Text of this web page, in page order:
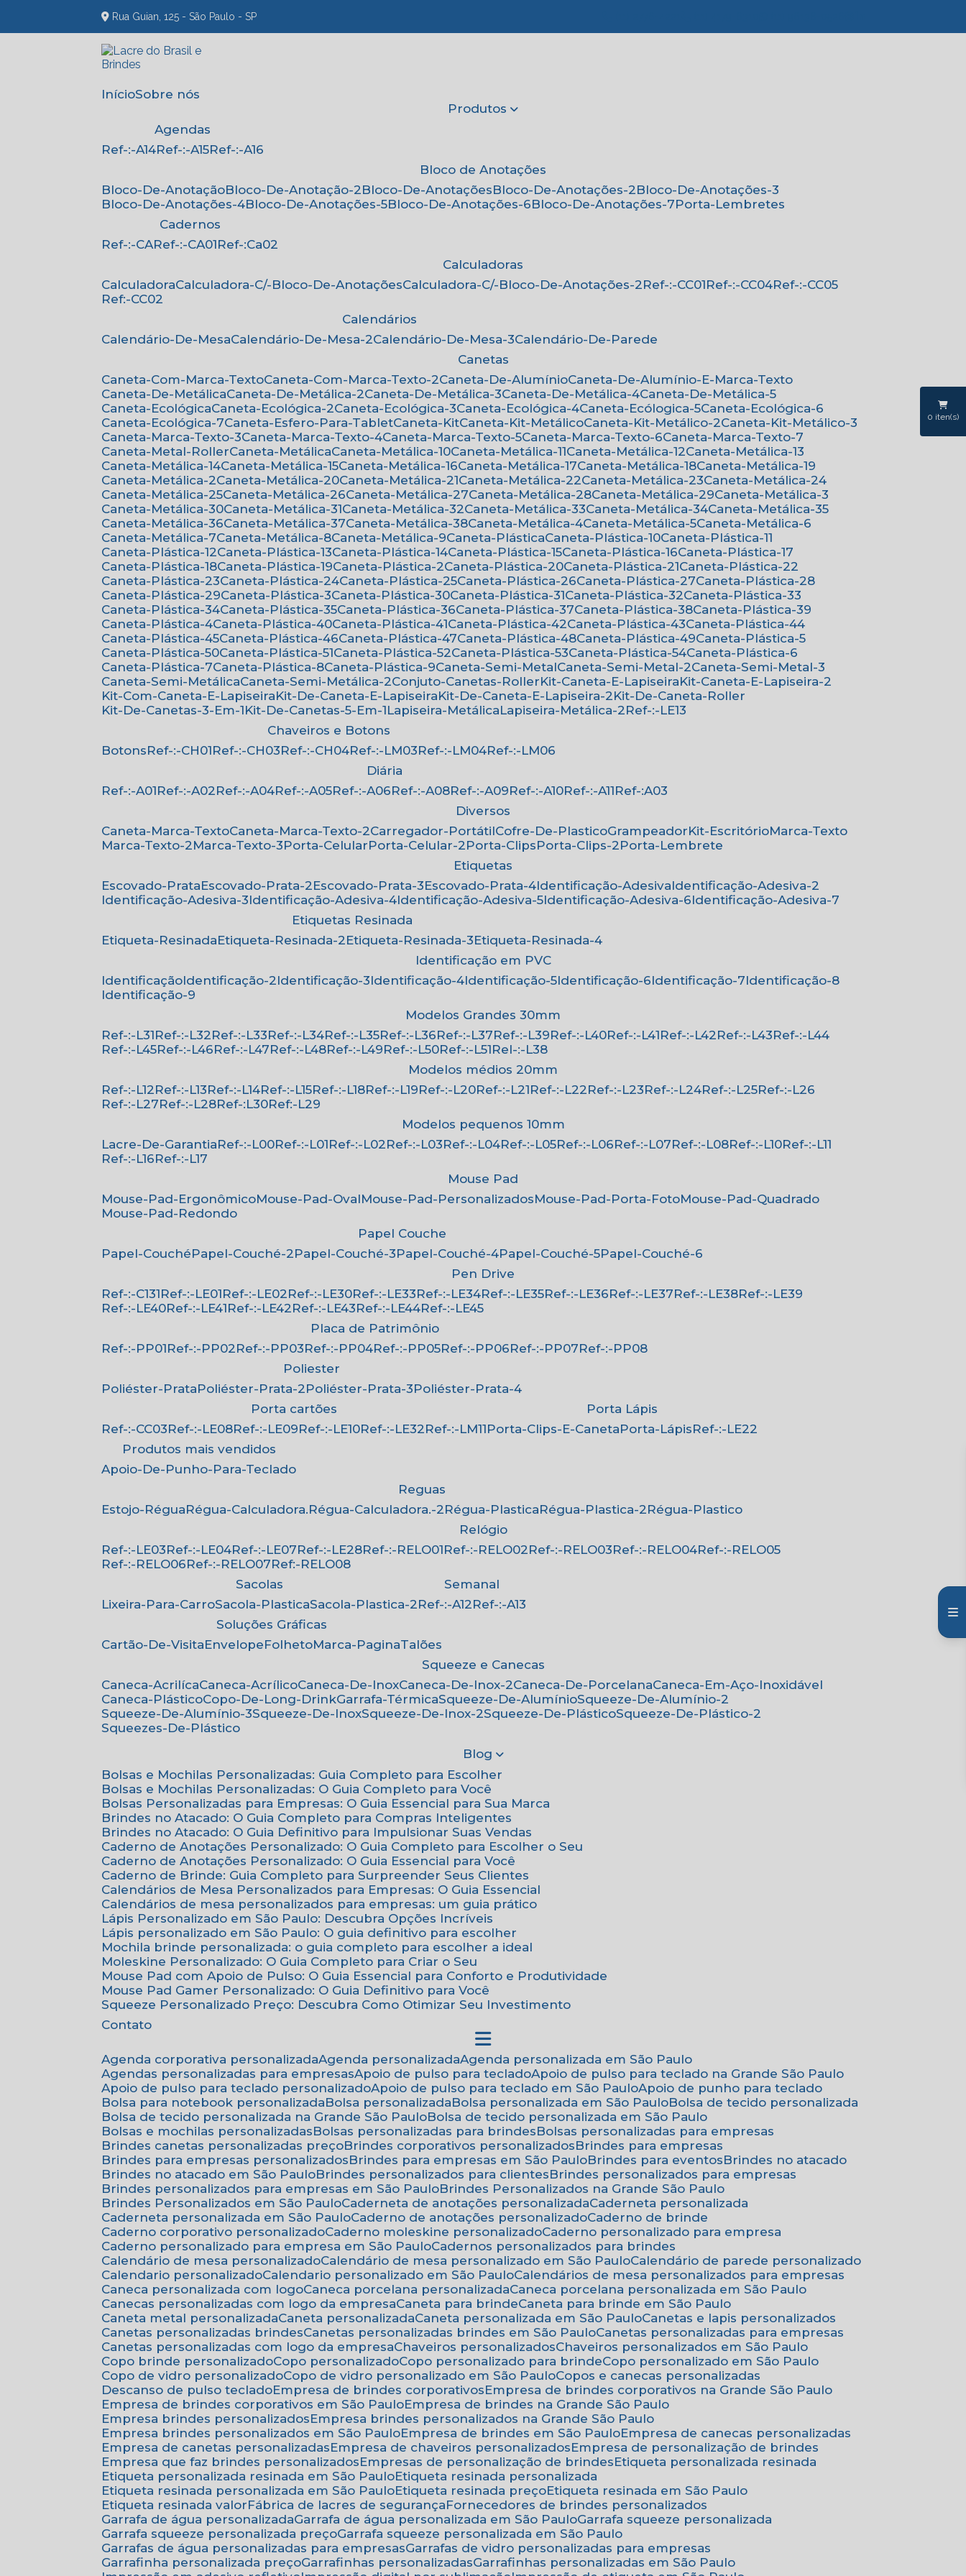
Rua Guian, 125 - São Paulo - SP
Início Sobre nós
Produtos
Agendas
Ref-:-A14
Ref-:-A15
Ref-:-A16
Bloco de Anotações
Bloco-De-Anotação
Bloco-De-Anotação-2 Bloco-De-Anotações Bloco-De-Anotações-2
Bloco-De-Anotações-3
Bloco-De-Anotações-4
Bloco-De-Anotações-5 Bloco-De-Anotações-6 Bloco-De-Anotações-7
Porta-Lembretes
Cadernos
Ref-:-CA
Ref-:-CA01
Ref-:Ca02
Calculadoras
Calculadora
Calculadora-C/-Bloco-De-Anotações Calculadora-C/-Bloco-De-Anotações-2 Ref-:-CC01 Ref-:-CC04
Ref-:-CC05
Ref:-CC02
Calendários
Calendário-De-Mesa
Calendário-De-Mesa-2 Calendário-De-Mesa-3
Calendário-De-Parede
Canetas
Caneta-Com-Marca-Texto
Caneta-Com-Marca-Texto-2 Caneta-De-Alumínio
Caneta-De-Alumínio-E-Marca-Texto
Caneta-De-Metálica
Caneta-De-Metálica-2 Caneta-De-Metálica-3 Caneta-De-Metálica-4
Caneta-De-Metálica-5
Caneta-Ecológica
Caneta-Ecológica-2 Caneta-Ecológica-3 Caneta-Ecológica-4 Caneta-Ecólogica-5
Caneta-Ecológica-6
Caneta-Ecológica-7
Caneta-Esfero-Para-Tablet Caneta-Kit Caneta-Kit-Metálico Caneta-Kit-Metálico-2
Caneta-Kit-Metálico-3
Caneta-Marca-Texto-3
Caneta-Marca-Texto-4 Caneta-Marca-Texto-5 Caneta-Marca-Texto-6
Caneta-Marca-Texto-7
Caneta-Metal-Roller
Caneta-Metálica Caneta-Metálica-10 Caneta-Metálica-11 Caneta-Metálica-12
Caneta-Metálica-13
Caneta-Metálica-14
Caneta-Metálica-15 Caneta-Metálica-16 Caneta-Metálica-17 Caneta-Metálica-18
Caneta-Metálica-19
Caneta-Metálica-2
Caneta-Metálica-20 Caneta-Metálica-21 Caneta-Metálica-22 Caneta-Metálica-23
Caneta-Metálica-24
Caneta-Metálica-25
Caneta-Metálica-26 Caneta-Metálica-27 Caneta-Metálica-28 Caneta-Metálica-29
Caneta-Metálica-3
Caneta-Metálica-30
Caneta-Metálica-31 Caneta-Metálica-32 Caneta-Metálica-33 Caneta-Metálica-34
Caneta-Metálica-35
Caneta-Metálica-36
Caneta-Metálica-37 Caneta-Metálica-38 Caneta-Metálica-4 Caneta-Metálica-5
Caneta-Metálica-6
Caneta-Metálica-7
Caneta-Metálica-8 Caneta-Metálica-9 Caneta-Plástica Caneta-Plástica-10
Caneta-Plástica-11
Caneta-Plástica-12
Caneta-Plástica-13 Caneta-Plástica-14 Caneta-Plástica-15 Caneta-Plástica-16
Caneta-Plástica-17
Caneta-Plástica-18
Caneta-Plástica-19 Caneta-Plástica-2 Caneta-Plástica-20 Caneta-Plástica-21
Caneta-Plástica-22
Caneta-Plástica-23
Caneta-Plástica-24 Caneta-Plástica-25 Caneta-Plástica-26 Caneta-Plástica-27
Caneta-Plástica-28
Caneta-Plástica-29
Caneta-Plástica-3 Caneta-Plástica-30 Caneta-Plástica-31 Caneta-Plástica-32
Caneta-Plástica-33
Caneta-Plástica-34
Caneta-Plástica-35 Caneta-Plástica-36 Caneta-Plástica-37 Caneta-Plástica-38
Caneta-Plástica-39
Caneta-Plástica-4
Caneta-Plástica-40 Caneta-Plástica-41 Caneta-Plástica-42 Caneta-Plástica-43
Caneta-Plástica-44
Caneta-Plástica-45
Caneta-Plástica-46 Caneta-Plástica-47 Caneta-Plástica-48 Caneta-Plástica-49
Caneta-Plástica-5
Caneta-Plástica-50
Caneta-Plástica-51 Caneta-Plástica-52 Caneta-Plástica-53 Caneta-Plástica-54
Caneta-Plástica-6
Caneta-Plástica-7
Caneta-Plástica-8 Caneta-Plástica-9 Caneta-Semi-Metal Caneta-Semi-Metal-2
Caneta-Semi-Metal-3
Caneta-Semi-Metálica
Caneta-Semi-Metálica-2 Conjuto-Canetas-Roller Kit-Caneta-E-Lapiseira
Kit-Caneta-E-Lapiseira-2
Kit-Com-Caneta-E-Lapiseira
Kit-De-Caneta-E-Lapiseira Kit-De-Caneta-E-Lapiseira-2
Kit-De-Caneta-Roller
Kit-De-Canetas-3-Em-1
Kit-De-Canetas-5-Em-1 Lapiseira-Metálica Lapiseira-Metálica-2
Ref-:-LE13
Chaveiros e Botons
Botons
Ref-:-CH01 Ref-:-CH03 Ref-:-CH04 Ref-:-LM03 Ref-:-LM04
Ref-:-LM06
Diária
Ref-:-A01
Ref-:-A02 Ref-:-A04 Ref-:-A05 Ref-:-A06 Ref-:-A08 Ref-:-A09 Ref-:-A10 Ref-:-A11
Ref-:A03
Diversos
Caneta-Marca-Texto
Caneta-Marca-Texto-2 Carregador-Portátil Cofre-De-Plastico Grampeador Kit-Escritório
Marca-Texto
Marca-Texto-2
Marca-Texto-3 Porta-Celular Porta-Celular-2 Porta-Clips Porta-Clips-2
Porta-Lembrete
Etiquetas
Escovado-Prata
Escovado-Prata-2 Escovado-Prata-3 Escovado-Prata-4 Identificação-Adesiva Identificação-Adesiva-2
Identificação-Adesiva-3 Identificação-Adesiva-4 Identificação-Adesiva-5 Identificação-Adesiva-6 Identificação-Adesiva-7
Etiquetas Resinada
Etiqueta-Resinada
Etiqueta-Resinada-2 Etiqueta-Resinada-3
Etiqueta-Resinada-4
Identificação em PVC
Identificação Identificação-2 Identificação-3 Identificação-4 Identificação-5 Identificação-6 Identificação-7 Identificação-8
Identificação-9
Modelos Grandes 30mm
Ref-:-L31
Ref-:-L32 Ref-:-L33 Ref-:-L34 Ref-:-L35 Ref-:-L36 Ref-:-L37 Ref-:-L39 Ref-:-L40 Ref-:-L41 Ref-:-L42 Ref-:-L43
Ref-:-L44
Ref-:-L45
Ref-:-L46 Ref-:-L47 Ref-:-L48 Ref-:-L49 Ref-:-L50 Ref-:-L51
Rel-:-L38
Modelos médios 20mm
Ref-:-L12
Ref-:-L13 Ref-:-L14 Ref-:-L15 Ref-:-L18 Ref-:-L19 Ref-:-L20 Ref-:-L21 Ref-:-L22 Ref-:-L23 Ref-:-L24 Ref-:-L25
Ref-:-L26
Ref-:-L27
Ref-:-L28 Ref-:L30
Ref:-L29
Modelos pequenos 10mm
Lacre-De-Garantia
Ref-:-L00 Ref-:-L01 Ref-:-L02 Ref-:-L03 Ref-:-L04 Ref-:-L05 Ref-:-L06 Ref-:-L07 Ref-:-L08 Ref-:-L10
Ref-:-L11
Ref-:-L16
Ref-:-L17
Mouse Pad
Mouse-Pad-Ergonômico
Mouse-Pad-Oval Mouse-Pad-Personalizados Mouse-Pad-Porta-Foto
Mouse-Pad-Quadrado
Mouse-Pad-Redondo
Papel Couche
Papel-Couché
Papel-Couché-2 Papel-Couché-3 Papel-Couché-4 Papel-Couché-5
Papel-Couché-6
Pen Drive
Ref-:-C131
Ref-:-LE01 Ref-:-LE02 Ref-:-LE30 Ref-:-LE33 Ref-:-LE34 Ref-:-LE35 Ref-:-LE36 Ref-:-LE37 Ref-:-LE38
Ref-:-LE39
Ref-:-LE40
Ref-:-LE41 Ref-:-LE42 Ref-:-LE43 Ref-:-LE44
Ref-:-LE45
Placa de Patrimônio
Ref-:-PP01
Ref-:-PP02 Ref-:-PP03 Ref-:-PP04 Ref-:-PP05 Ref-:-PP06 Ref-:-PP07
Ref-:-PP08
Poliester
Poliéster-Prata
Poliéster-Prata-2 Poliéster-Prata-3
Poliéster-Prata-4
Porta cartões
Ref-:-CC03
Ref-:-LE08 Ref-:-LE09 Ref-:-LE10 Ref-:-LE32 Ref-:-LM11
Porta Lápis
Porta-Clips-E-Caneta
Porta-Lápis
Ref-:-LE22
Produtos mais vendidos
Apoio-De-Punho-Para-Teclado
Reguas
Estojo-Régua
Régua-Calculadora. Régua-Calculadora.-2 Régua-Plastica Régua-Plastica-2
Régua-Plastico
Relógio
Ref-:-LE03
Ref-:-LE04 Ref-:-LE07 Ref-:-LE28 Ref-:-RELO01 Ref-:-RELO02 Ref-:-RELO03 Ref-:-RELO04
Ref-:-RELO05
Ref-:-RELO06
Ref-:-RELO07
Ref:-RELO08
Sacolas
Lixeira-Para-Carro Sacola-Plastica Sacola-Plastica-2
Semanal
Ref-:-A12
Ref-:-A13
Soluções Gráficas
Cartão-De-Visita
Envelope Folheto Marca-Pagina
Talões
Squeeze e Canecas
Caneca-Acrilíca
Caneca-Acrílico Caneca-De-Inox Caneca-De-Inox-2 Caneca-De-Porcelana
Caneca-Em-Aço-Inoxidável
Caneca-Plástico
Copo-De-Long-Drink Garrafa-Térmica Squeeze-De-Alumínio Squeeze-De-Alumínio-2
Squeeze-De-Alumínio-3
Squeeze-De-Inox Squeeze-De-Inox-2 Squeeze-De-Plástico Squeeze-De-Plástico-2
Squeezes-De-Plástico
Blog
Bolsas e Mochilas Personalizadas: Guia Completo para Escolher
Bolsas e Mochilas Personalizadas: O Guia Completo para Você
Bolsas Personalizadas para Empresas: O Guia Essencial para Sua Marca
Brindes no Atacado: O Guia Completo para Compras Inteligentes
Brindes no Atacado: O Guia Definitivo para Impulsionar Suas Vendas
Caderno de Anotações Personalizado: O Guia Completo para Escolher o Seu
Caderno de Anotações Personalizado: O Guia Essencial para Você
Caderno de Brinde: Guia Completo para Surpreender Seus Clientes
Calendários de Mesa Personalizados para Empresas: O Guia Essencial
Calendários de mesa personalizados para empresas: um guia prático
Lápis Personalizado em São Paulo: Descubra Opções Incríveis
Lápis personalizado em São Paulo: O guia definitivo para escolher
Mochila brinde personalizada: o guia completo para escolher a ideal
Moleskine Personalizado: O Guia Completo para Criar o Seu
Mouse Pad com Apoio de Pulso: O Guia Essencial para Conforto e Produtividade
Mouse Pad Gamer Personalizado: O Guia Definitivo para Você
Squeeze Personalizado Preço: Descubra Como Otimizar Seu Investimento
Contato
Agenda corporativa personalizada Agenda personalizada Agenda personalizada em São Paulo
Agendas personalizadas para empresas Apoio de pulso para teclado Apoio de pulso para teclado na Grande São Paulo
Apoio de pulso para teclado personalizado Apoio de pulso para teclado em São Paulo Apoio de punho para teclado
Bolsa para notebook personalizada
Bolsa personalizada Bolsa personalizada em São Paulo
Bolsa de tecido personalizada
Bolsa de tecido personalizada na Grande São Paulo
Bolsa de tecido personalizada em São Paulo
Bolsas e mochilas personalizadas
Bolsas personalizadas para brindes
Bolsas personalizadas para empresas
Brindes canetas personalizadas preço
Brindes corporativos personalizados
Brindes para empresas
Brindes para empresas personalizados
Brindes para empresas em São Paulo Brindes para eventos
Brindes no atacado
Brindes no atacado em São Paulo
Brindes personalizados para clientes
Brindes personalizados para empresas
Brindes personalizados para empresas em São Paulo
Brindes Personalizados na Grande São Paulo
Brindes Personalizados em São Paulo
Caderneta de anotações personalizada
Caderneta personalizada
Caderneta personalizada em São Paulo
Caderno de anotações personalizado
Caderno de brinde
Caderno corporativo personalizado
Caderno moleskine personalizado
Caderno personalizado para empresa
Caderno personalizado para empresa em São Paulo
Cadernos personalizados para brindes
Calendário de mesa personalizado
Calendário de mesa personalizado em São Paulo
Calendário de parede personalizado
Calendario personalizado
Calendario personalizado em São Paulo
Calendários de mesa personalizados para empresas
Caneca personalizada com logo
Caneca porcelana personalizada
Caneca porcelana personalizada em São Paulo
Canecas personalizadas com logo da empresa
Caneta para brinde
Caneta para brinde em São Paulo
Caneta metal personalizada
Caneta personalizada Caneta personalizada em São Paulo
Canetas e lapis personalizados
Canetas personalizadas brindes
Canetas personalizadas brindes em São Paulo
Canetas personalizadas para empresas
Canetas personalizadas com logo da empresa
Chaveiros personalizados
Chaveiros personalizados em São Paulo
Copo brinde personalizado
Copo personalizado Copo personalizado para brinde
Copo personalizado em São Paulo
Copo de vidro personalizado
Copo de vidro personalizado em São Paulo
Copos e canecas personalizadas
Descanso de pulso teclado
Empresa de brindes corporativos
Empresa de brindes corporativos na Grande São Paulo
Empresa de brindes corporativos em São Paulo
Empresa de brindes na Grande São Paulo
Empresa brindes personalizados
Empresa brindes personalizados na Grande São Paulo
Empresa brindes personalizados em São Paulo
Empresa de brindes em São Paulo
Empresa de canecas personalizadas
Empresa de canetas personalizadas
Empresa de chaveiros personalizados
Empresa de personalização de brindes
Empresa que faz brindes personalizados
Empresas de personalização de brindes
Etiqueta personalizada resinada
Etiqueta personalizada resinada em São Paulo Etiqueta resinada personalizada
Etiqueta resinada personalizada em São Paulo Etiqueta resinada preço Etiqueta resinada em São Paulo
Etiqueta resinada valor
Fábrica de lacres de segurança
Fornecedores de brindes personalizados
Garrafa de água personalizada
Garrafa de água personalizada em São Paulo
Garrafa squeeze personalizada
Garrafa squeeze personalizada preço
Garrafa squeeze personalizada em São Paulo
Garrafas de água personalizadas para empresas
Garrafas de vidro personalizadas para empresas
Garrafinha personalizada preço
Garrafinhas personalizadas
Garrafinhas personalizadas em São Paulo
0 iten(s)